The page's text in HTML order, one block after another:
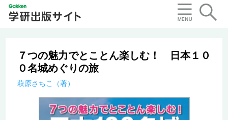
７つの魅力でとことん楽しむ！ 日本１０
０名城めぐりの旅
萩原さちこ（著）